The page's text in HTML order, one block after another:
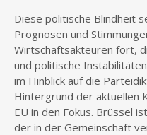
Diese politische Blindheit
Prognosen und
Wirtschaftsakteuren fort,
und politische
im Hinblick auf die
Hintergrund der aktuellen
EU in den Fokus. Brüssel
der in der Gemeinschaft